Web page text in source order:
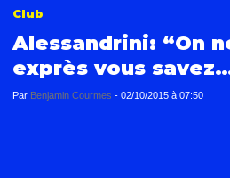
Club
Alessandrini: “On
exprès vous
Par Benjamin Courmes - 02/10/2015 à 07:50